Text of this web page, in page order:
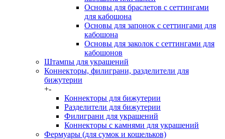
Основы для браслетов с сеттингами
для кабошона
Основы для запонок с сеттингами для
кабошона
Основы для заколок с сеттингами для
кабошонов
Штампы для украшений
Коннекторы, филиграни, разделители для
бижутерии
+-
Коннекторы для бижутерии
Разделители для бижутерии
Филиграни для украшений
Коннекторы с камнями для украшений
Фермуары (для сумок и кошельков)